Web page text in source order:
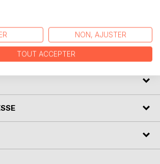
avec plus de 80 aquarelles
invite le lecteur à voyager en
NON, AJUSTER
TOUT ACCEPTER